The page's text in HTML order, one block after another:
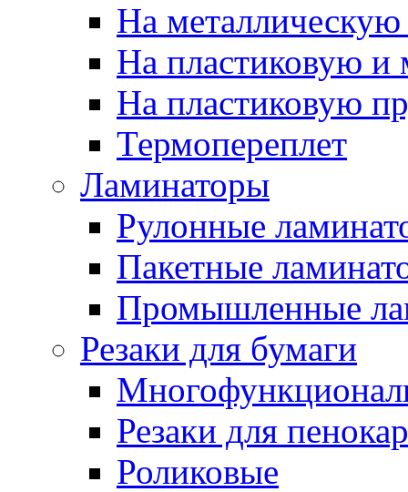
На
На пластиковую и
На пластиковую
Термопереплет
Ламинаторы
Рулонные
Пакетные
Промышленные
Резаки для бумаги
Резаки для
Роликовые